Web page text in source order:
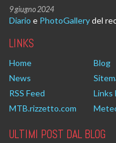
9 giugno 2024
Diario e PhotoGallerydel
LINKS
Home Blog
News
RSS Feed
Links
MTB.rizzetto.com
ULTIMI POST DAL BLOG